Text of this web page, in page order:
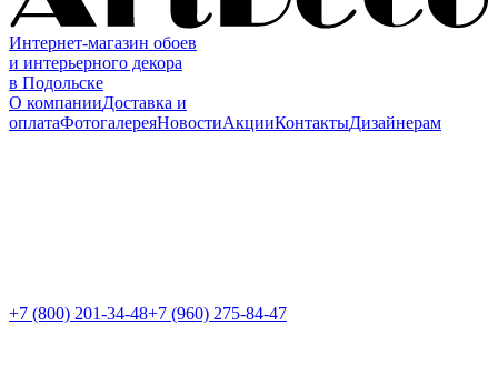
Интернет-магазин обоев
и интерьерного декора
в Подольске
О компанииДоставка и
оплатаФотогалереяНовостиАкцииКонтактыДизайнерам
+7 (800) 201-34-48+7 (960) 275-84-47